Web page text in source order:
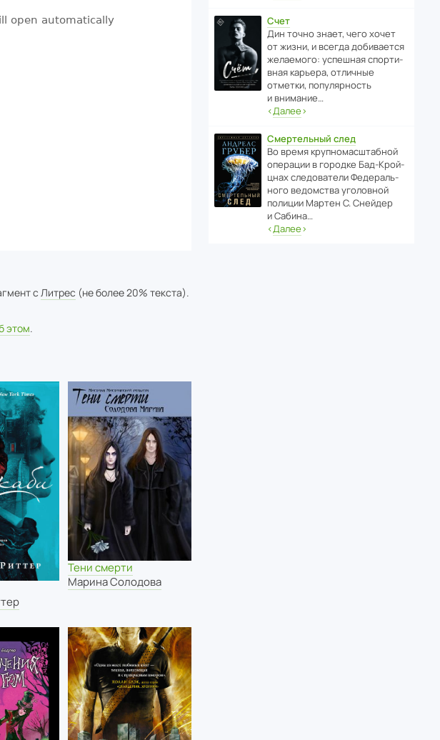
с Литрес (не более 20% текста).
этом.
Тени смерти
Марина Солодова
Счет
Дин точно знает, чего хочет
от жизни, и всегда доби­ва­ется
жела­е­мого: успе­шная спор­ти­
вная карьера, отли­чные
отметки, попу­ля­р­ность
и внимание…
‹Далее›
Смертельный след
Во время круп­но­мас­ш­та­бной
операции в городке Бад‑Крой­
цнах следо­ва­тели Феде­раль­
ного ведомства уголо­вной
полиции Мартен С. Снейдер
и Сабина…
‹Далее›